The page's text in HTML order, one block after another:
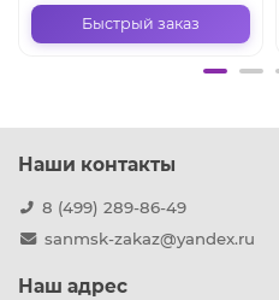
Быстрый заказ
Наши контакты
8 (499) 289-86-49
sanmsk-zakaz@yandex.ru
Наш адрес